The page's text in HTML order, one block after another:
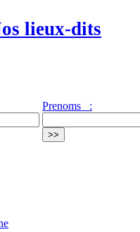
lieux-dits
Prenoms :